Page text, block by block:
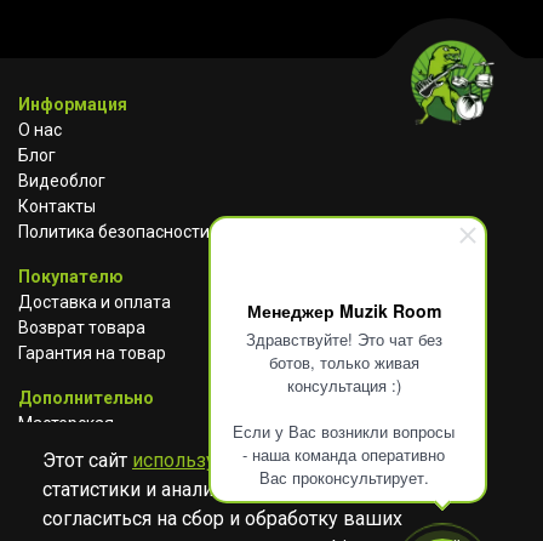
Менеджер Muzik Room
Здравствуйте! Это чат без
ботов, только живая
консультация :)
Если у Вас возникли вопросы
- наша команда оперативно
Вас проконсультирует.
Информация
О нас
Блог
Видеоблог
Контакты
Политика безопасности
Покупателю
Доставка и оплата
Возврат товара
Гарантия на товар
Дополнительно
Мастерская
Сотрудничество
АВИТО
TELEGRAM
Этот сайт использует cookies для сбора
статистики и анализа работы сайта. Просим
согласиться на сбор и обработку ваших